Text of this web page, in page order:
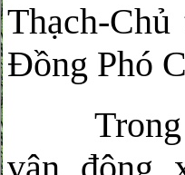
Thạch-
Đồng Phó
Trong